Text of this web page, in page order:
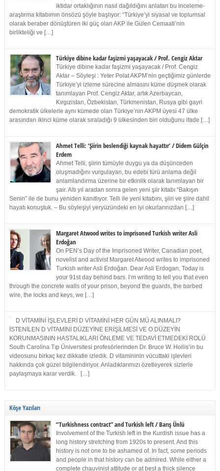
iktidar ortaklığının nasıl dağıldığını anlatan bu inceleme-
araştırma kitabımın önsözü şöyle başlıyor: “Türkiye’yi siyasal ve toplumsal
olarak beraber dönüştüren iki güç olan AKP ile Gülen Cemaati’nin
birlikteliği ve […]
Türkiye dibine kadar faşizmi yaşayacak / Prof. Cengiz Aktar
Türkiye dibine kadar faşizmi yaşayacak / Prof. Cengiz
Aktar – Söyleşi : Yeter Polat AKPM’nin geçtiğimiz günlerde
Türkiye’yi izleme sürecine almasını küme düşmek olarak
tanımlayan Prof. Cengiz Aktar, artık Azerbaycan,
Kırgızistan, Özbekistan, Türkmenistan, Rusya gibi gayri
demokratik ülkelerle aynı kümede olan Türkiye’nin AKPM üyesi 47 ülke
arasından ikinci küme olarak sıraladığı 9 ülkesinden biri olduğunu ifade […]
Ahmet Telli: ‘Şiirin beslendiği kaynak hayattır’ / Didem Gülçin
Erdem
Ahmet Telli, şiirin tümüyle duygu ya da düşünceden
oluşmadığını vurgulayan, bu edebi türü anlama değil
anlamlandırma üzerine bir etkinlik olarak tanımlayan bir
şair. Altı yıl aradan sonra gelen yeni şiir kitabı “Bakışın
Senin” ile de bunu yeniden kanıtlıyor. Telli ile yeni kitabını, şiiri ve şiire dahil
hayatı konuştuk. – Bu söyleşiyi yeryüzündeki en iyi okurlarınızdan […]
Margaret Atwood writes to imprisoned Turkish writer Asli
Erdoğan
On PEN’s Day of the Imprisoned Writer, Canadian poet,
novelist and activist Margaret Atwood writes to imprisoned
Turkish writer Asli Erdoğan. Dear Asli Erdogan, Today is
your 91st day behind bars. I’m writing to tell you that even
through the concrete walls of your prison, beyond the guards, the barbed
wire, the locks and keys, we […]
D VİTAMİNİ İŞLEVLERİ D VİTAMİNİ HER GÜN MÜ ALINMALI?
İSTENİLEN D VİTAMİNİ DÜZEYİNE ERİŞİLMESİ VE O DÜZEYİN
KORUNMASININ HASTALIKLARI ÖNLEME VE TEDAVİ ETMEDEKİ ROLÜ
South Carolina Tıp Üniversitesi profesörlerinden Dr. Bruce W. Hollis’in bu
videosunu birkaç kez dikkatle izledik. D vitamininin vücuttaki işlevleri
hakkında çok güzel bilgilendiriyor. Anladıklarımızı özetleyerek sizlerle
paylaşmaya karar verdik. […]
Köşe Yazıları
“Turkishness contract” and Turkish left / Barış Ünlü
Involvement of the Turkish left in the Kurdish issue has a
long history stretching from 1920s to present. And this
history is not one to be ashamed of. In fact, some periods
and people in that history can be admired. While either a
complete chauvinist attitude or at best a thick silence